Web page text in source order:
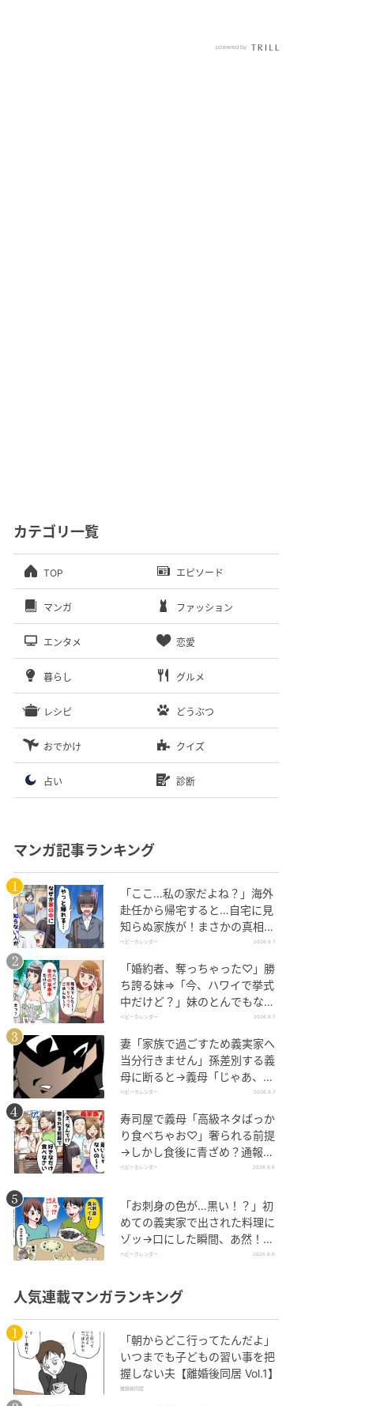
カテゴリ一覧
TOP エピソード
マンガ ファッション
エンタメ 恋愛
暮らし グルメ
レシピ どうぶつ
おでかけ クイズ
占い 診断
マンガ記事ランキング
「ここ…私の家だよね？」海外
赴任から帰宅すると…自宅に見
知らぬ家族が！まさかの真相と
は！？
ベビーカレンダー 2026.8.7
「婚約者、奪っちゃった♡」勝
ち誇る妹⇒「今、ハワイで挙式
中だけど？」妹のとんでもない
勘違いとは
ベビーカレンダー 2026.8.7
妻「家族で過ごすため義実家へ
当分行きません」孫差別する義
母に断ると→義母「じゃあ、私
は…」妻絶句＜こどおじ義兄＞
ベビーカレンダー 2026.8.7
寿司屋で義母「高級ネタばっか
り食べちゃお♡」奢られる前提
→しかし食後に青ざめ？通報さ
れ警察沙汰！
ベビーカレンダー 2026.8.6
「お刺身の色が…黒い！？」初
めての義実家で出された料理に
ゾッ→口にした瞬間、あ然！刺
身の正体は
ベビーカレンダー 2026.8.6
人気連載マンガランキング
「朝からどこ行ってたんだよ」
いつまでも子どもの習い事を把
握しない夫【離婚後同居 Vol.1】
離婚後同居